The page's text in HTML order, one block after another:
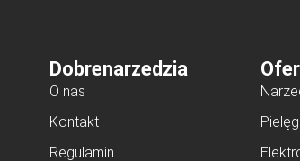
Dobrenarzedzia
O nas
Kontakt
Regulamin